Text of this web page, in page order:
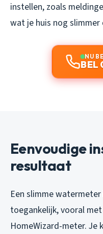
instellen, zoals
wat je huis nog
NU
BEL
Eenvoudige
resultaat
Een slimme
toegankelijk, vooral
HomeWizard-meter. Je